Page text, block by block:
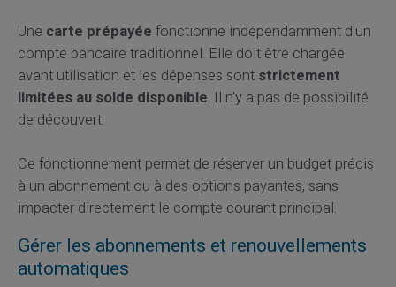
Une carte prépayée fonctionne indépendamment d'un
compte bancaire traditionnel. Elle doit être chargée
avant utilisation et les dépenses sont strictement
limitées au solde disponible. Il n'y a pas de possibilité
de découvert.
Ce fonctionnement permet de réserver un budget précis
à un abonnement ou à des options payantes, sans
impacter directement le compte courant principal.
Gérer les abonnements et renouvellements
automatiques